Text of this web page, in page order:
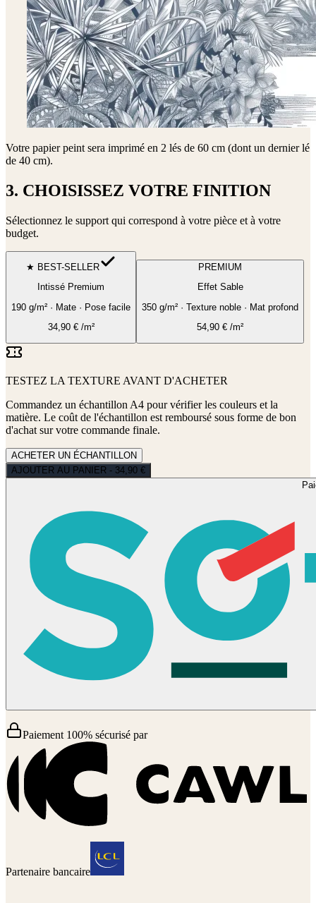
Votre papier peint sera imprimé en 2 lés de 60 cm (dont un dernier lé
de 40 cm).
3. CHOISISSEZ VOTRE FINITION
Sélectionnez le support qui correspond à votre pièce et à votre
budget.
★ BEST-SELLER
Intissé Premium
190 g/m² · Mate · Pose facile
34,90€/m²
PREMIUM
Effet Sable
350 g/m² · Texture noble · Mat profond
54,90 € /m²
TESTEZ LA TEXTURE AVANT D'ACHETER
Commandez un échantillon A4 pour vérifier les couleurs et la
matière. Le coût de l'échantillon est remboursé sous forme de bon
d'achat sur votre commande finale.
ACHETER UN ÉCHANTILLON
AJOUTER AU PANIER - 34,90 €
Paiement 100% sécurisé par
Partenaire bancaire